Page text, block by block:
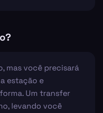
mas você precisará
estação e
Um transfer
levando você